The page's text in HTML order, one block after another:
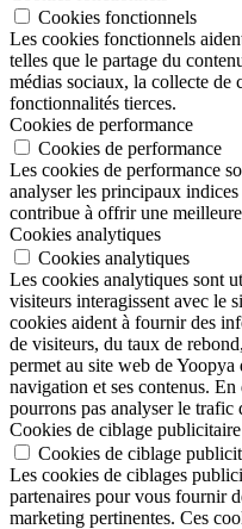
Cookies fonctionnels
Les cookies fonctionnels
telles que le partage du
médias sociaux, la collecte de
fonctionnalités tierces.
Cookies de performance
Cookies de performance
Les cookies de performance
analyser les principaux
contribue à offrir une
Cookies analytiques
Cookies analytiques
Les cookies analytiques sont
visiteurs interagissent avec le
cookies aident à fournir des
de visiteurs, du taux de
permet au site web de Yoopya
navigation et ses contenus.
pourrons pas analyser le trafic
Cookies de ciblage publicitaire
Cookies de ciblage
Les cookies de ciblages
partenaires pour vous fournir
marketing pertinentes. Ces